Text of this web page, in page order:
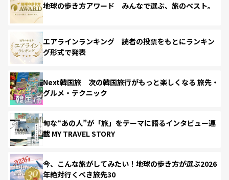
地球の歩き方アワード みんなで選ぶ、旅のベスト。
エアラインランキング 読者の投票をもとにランキン
グ形式で発表
Next韓国旅 次の韓国旅行がもっと楽しくなる 旅先・
グルメ・テクニック
旬な“あの人”が「旅」をテーマに語るインタビュー連
載 MY TRAVEL STORY
今、こんな旅がしてみたい！地球の歩き方が選ぶ2026
年絶対行くべき旅先30